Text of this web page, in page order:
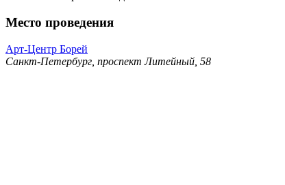
Место проведения
Арт-Центр Борей
Санкт-Петербург, проспект Литейный, 58